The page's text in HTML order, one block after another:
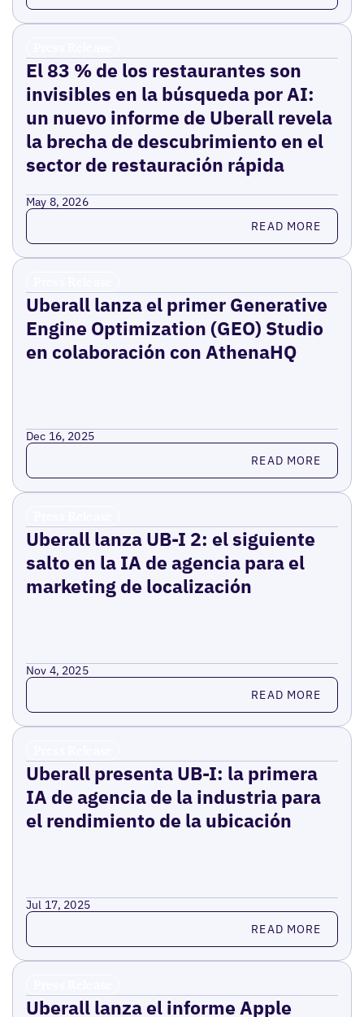
El 83 % de los restaurantes son
invisibles en la búsqueda por AI:
un nuevo informe de Uberall revela
la brecha de descubrimiento en el
sector de restauración rápida
May 8, 2026
Read more READ MORE
Uberall lanza el primer Generative
Engine Optimization (GEO) Studio
en colaboración con AthenaHQ
Dec 16, 2025
Read more READ MORE
Uberall lanza UB-I 2: el siguiente
salto en la IA de agencia para el
marketing de localización
Nov 4, 2025
Read more READ MORE
Uberall presenta UB-I: la primera
IA de agencia de la industria para
el rendimiento de la ubicación
Jul 17, 2025
Read more READ MORE
Uberall lanza el informe Apple